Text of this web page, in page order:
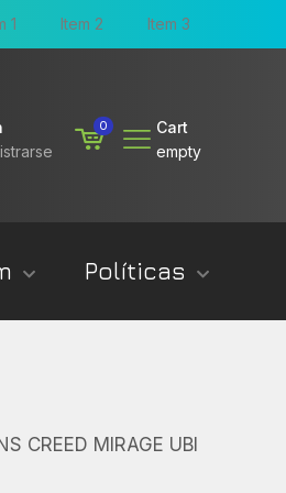
1 Item 2 Item 3
0
Cart
empty
Políticas
CREED MIRAGE UBI